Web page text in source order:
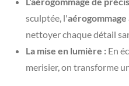
sculptée, l'aérogommage
nettoyer chaque détail
La mise en lumière : En
merisier, on transforme